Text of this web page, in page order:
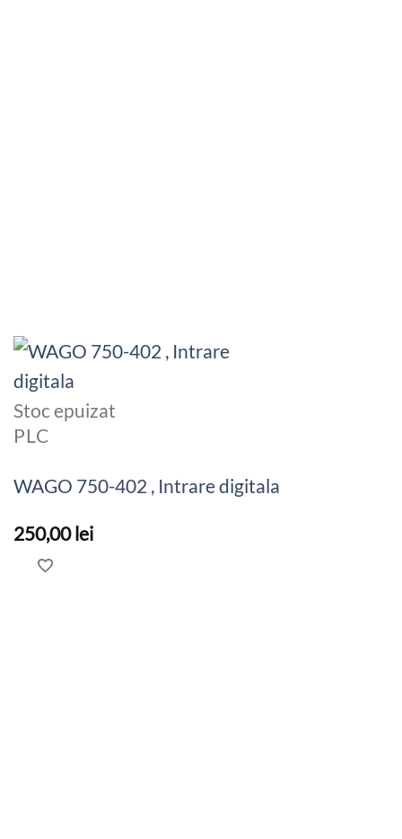
Stoc epuizat
PLC
WAGO 750-402 , Intrare digitala
250,00lei